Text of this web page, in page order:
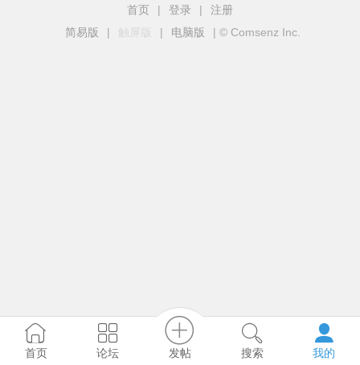
首页 | 登录 |
注册
简易版
| 触屏版 | 电脑版 | © Comsenz Inc.
首页 论坛 发帖 搜索 我的